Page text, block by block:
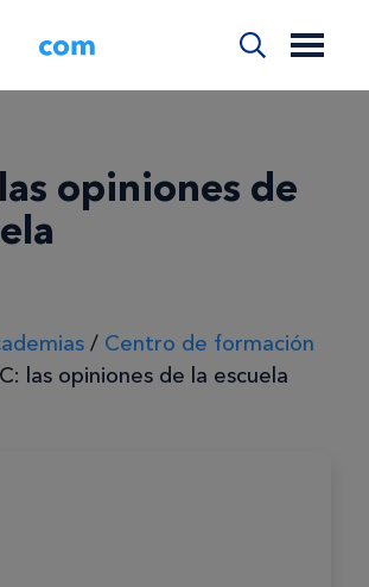
opiniones de
/ Centro de formación
las opiniones de la escuela